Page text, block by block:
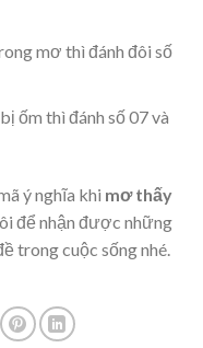
mơ thì đánh đôi số
ốm thì đánh số 07 và
ý nghĩa khi mơ thấy
để nhận được những
trong cuộc sống nhé.